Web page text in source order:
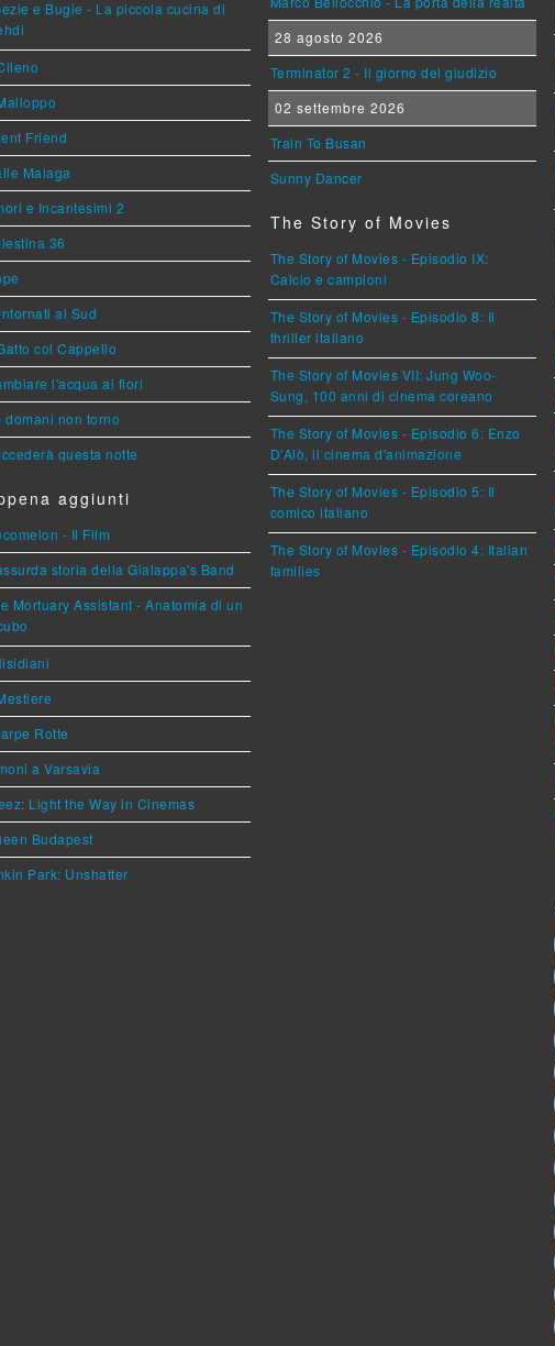
e Bugie - La piccola cucina di
Friend
Malaga
e Incantesimi 2
36
al Sud
col Cappello
l'acqua ai fiori
domani non torno
questa notte
aggiunti
- Il Film
storia della Gialappa's Band
Mortuary Assistant - Anatomia di un
Rotte
a Varsavia
Light the Way in Cinemas
Budapest
Park: Unshatter
28 agosto 2026
Terminator 2 - Il giorno del giudizio
02 settembre 2026
Train To Busan
Sunny Dancer
The Story of Movies
The Story of Movies - Episodio IX:
Calcio e campioni
The Story of Movies - Episodio 8: Il
thriller italiano
The Story of Movies VII: Jung Woo-
Sung, 100 anni di cinema coreano
The Story of Movies - Episodio 6: Enzo
D'Alò, il cinema d'animazione
The Story of Movies - Episodio 5: Il
comico italiano
The Story of Movies - Episodio 4: Italian
families